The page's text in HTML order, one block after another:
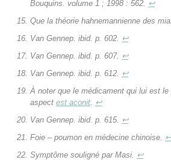
Bouquins. volume 1 ; 1998 : 562.
↩
Que la théorie hahnemannienne des
Van Gennep. ibid. p. 602.
↩
Van Gennep. ibid. p. 607. ↩
Van Gennep. ibid. p. 612.
↩
À noter que le médicament qui lui est
aspect est aconit
↩
Van Gennep. ibid. p. 615.
↩
Foie – poumon en médecine chinoise.
↩
Symptôme souligné par Masi.
↩